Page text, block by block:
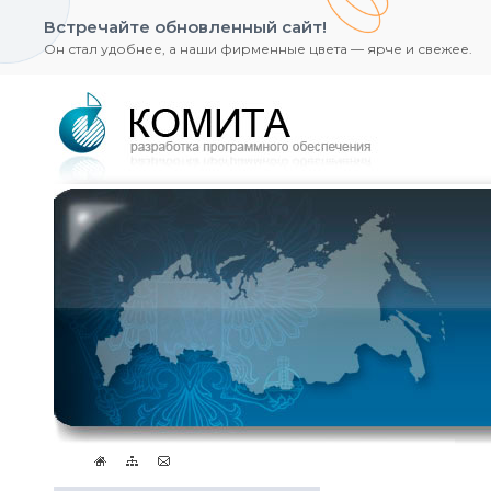
Встречайте обновленный сайт!
Он стал удобнее, а наши фирменные цвета — ярче и свежее.